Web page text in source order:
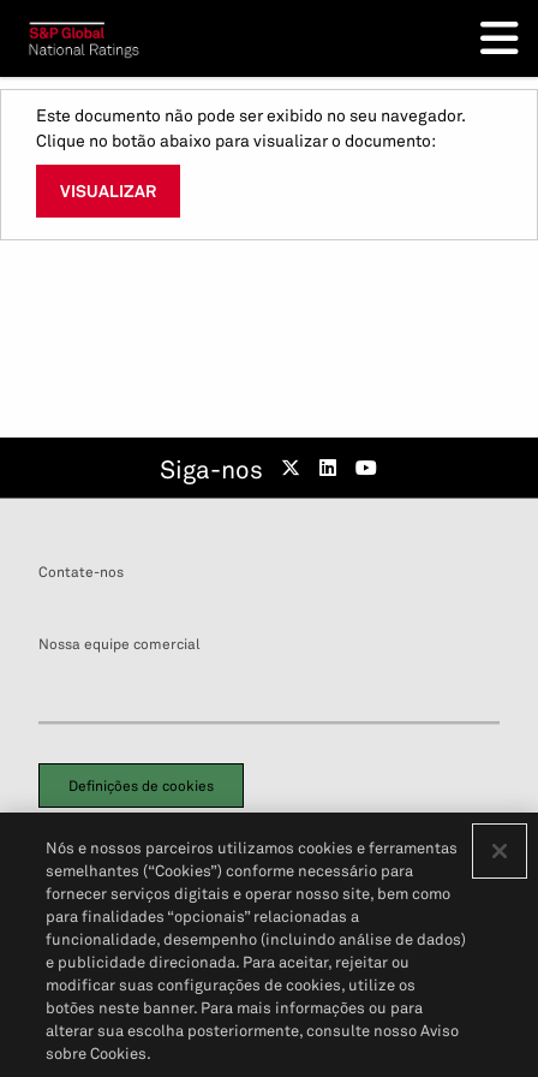
Este documento não pode ser exibido no seu navegador.
Clique no botão abaixo para visualizar o documento:
VISUALIZAR
Siga-nos
Contate-nos
Nossa equipe comercial
Definições de cookies
Política de PrivacidadePortal de privacidade do cliente (em inglês)
Não Venda Minhas Informações Pessoais© 2026 S&P Global
Nós e nossos parceiros utilizamos cookies e ferramentas
semelhantes (“Cookies”) conforme necessário para
fornecer serviços digitais e operar nosso site, bem como
para finalidades “opcionais” relacionadas a
funcionalidade, desempenho (incluindo análise de dados)
e publicidade direcionada. Para aceitar, rejeitar ou
modificar suas configurações de cookies, utilize os
botões neste banner. Para mais informações ou para
alterar sua escolha posteriormente, consulte nosso Aviso
sobre Cookies.